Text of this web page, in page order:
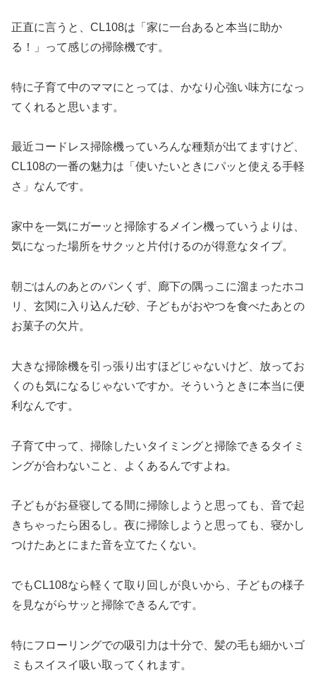
正直に言うと、CL108は「家に一台あると本当に助か
る！」って感じの掃除機です。
特に子育て中のママにとっては、かなり心強い味方になっ
てくれると思います。
最近コードレス掃除機っていろんな種類が出てますけど、
CL108の一番の魅力は「使いたいときにパッと使える手軽
さ」なんです。
家中を一気にガーッと掃除するメイン機っていうよりは、
気になった場所をサクッと片付けるのが得意なタイプ。
朝ごはんのあとのパンくず、廊下の隅っこに溜まったホコ
リ、玄関に入り込んだ砂、子どもがおやつを食べたあとの
お菓子の欠片。
大きな掃除機を引っ張り出すほどじゃないけど、放ってお
くのも気になるじゃないですか。そういうときに本当に便
利なんです。
子育て中って、掃除したいタイミングと掃除できるタイミ
ングが合わないこと、よくあるんですよね。
子どもがお昼寝してる間に掃除しようと思っても、音で起
きちゃったら困るし。夜に掃除しようと思っても、寝かし
つけたあとにまた音を立てたくない。
でもCL108なら軽くて取り回しが良いから、子どもの様子
を見ながらサッと掃除できるんです。
特にフローリングでの吸引力は十分で、髪の毛も細かいゴ
ミもスイスイ吸い取ってくれます。